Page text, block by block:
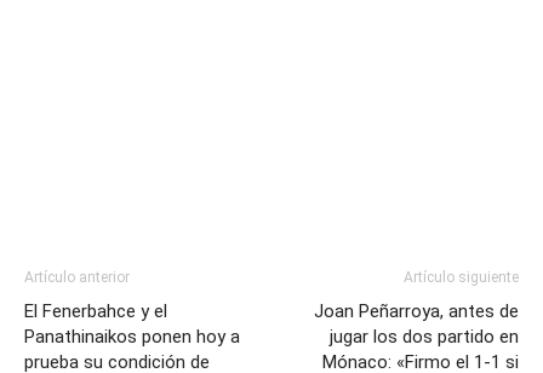
Artículo anterior
El Fenerbahce y el
Panathinaikos ponen hoy a
prueba su condición de
Artículo siguiente
Joan Peñarroya, antes de
jugar los dos partido en
Mónaco: «Firmo el 1-1 si